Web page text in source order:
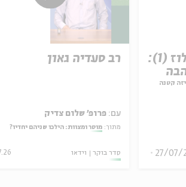
רב סעדיה גאון
עם: פרופ' שלום צדיק
מתוך: מוסר ומצוות: הילכו שניהם יחדיו?
סדר בוקר וידאו
פרק 506 – אווה אילוז (1):
קטנה
27/07/